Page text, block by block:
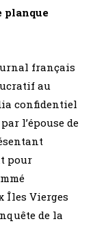
planque
français
au
confidentiel
l’épouse de
pour
Îles Vierges
de la